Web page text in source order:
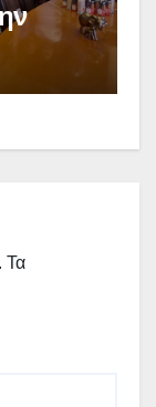
που
–
Τα